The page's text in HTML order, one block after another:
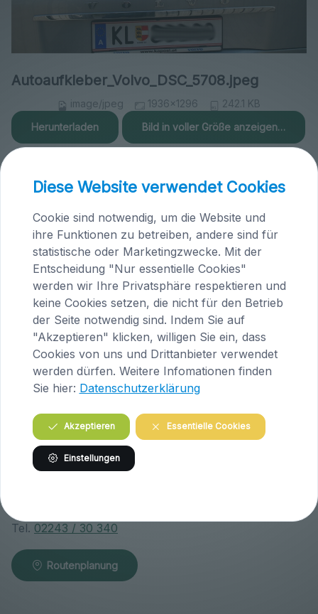
Autoaufkleber_Volvo_DSC_5708.jpeg
image/jpeg 1936x1296
242.1 KB
Herunterladen
Bild in voller Größe anzeigen…
Praxis Maria Saal (Kärnten)
Brandlhof
Höfern 1
A-9063 Maria Saal
Österreich
04223 / 200 23
Routenplanung
Praxis Klosterneuburg (Niederösterreich)
Wiener Straße 146
Tel. 02243 / 30 340
Routenplanung
Diese Website verwendet Cookies
Cookie sind notwendig, um die Website und
ihre Funktionen zu betreiben, andere sind für
statistische oder Marketingzwecke. Mit der
Entscheidung "Nur essentielle Cookies"
werden wir Ihre Privatsphäre respektieren und
keine Cookies setzen, die nicht für den Betrieb
der Seite notwendig sind. Indem Sie auf
"Akzeptieren" klicken, willigen Sie ein, dass
Cookies von uns und Drittanbieter verwendet
werden dürfen. Weitere Infomationen finden
Sie hier: Datenschutzerklärung
Akzeptieren Essentielle Cookies
Einstellungen